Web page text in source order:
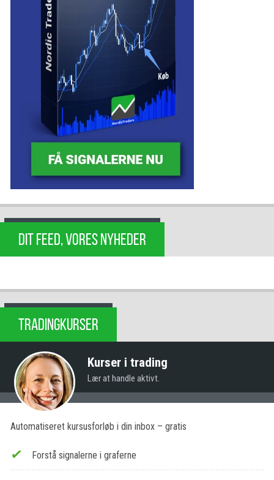
DIT FEED, VORES NYHEDER
TRADINGKURSER
Kurser i trading
Lær at handle aktivt.
Automatiseret kursusforløb i din inbox – gratis
Forstå signalerne i graferne